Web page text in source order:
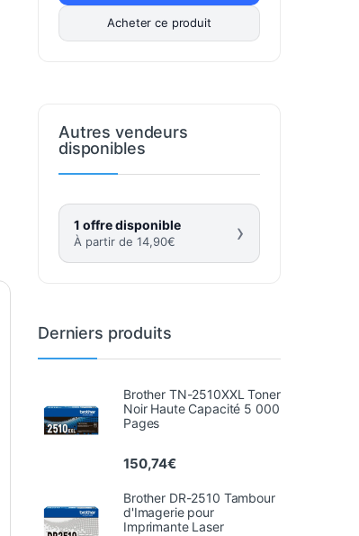
Acheter ce produit
Autres vendeurs
disponibles
1 offre disponible
À partir de 14,90€ ›
Derniers produits
Brother TN-2510XXL Toner
Noir Haute Capacité 5 000
Pages
150,74€
Brother DR-2510 Tambour
d'Imagerie pour
Imprimante Laser